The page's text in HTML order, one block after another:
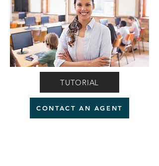
TUTORIAL
CONTACT AN AGENT